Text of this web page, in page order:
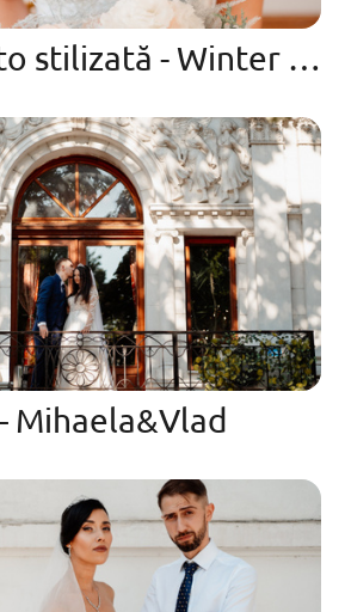
Ședință Foto stilizată - Winter Bride